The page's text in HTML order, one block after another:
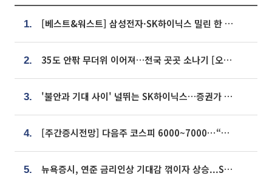
1. [베스트&워스트] 삼성전자·SK하이닉스 밀린 한 주…상상인증권은 85% 급등
2. 35도 안팎 무더위 이어져…전국 곳곳 소나기 [오늘 날씨]
3. '불안과 기대 사이' 널뛰는 SK하이닉스…증권가 "HBM4·LTA 기반 펀터멘털 견고"
4. [주간증시전망] 다음주 코스피 6000~7000⋯“外人 수급은 정책이 변수”
5. 뉴욕증시, 연준 금리인상 기대감 꺾이자 상승...S&P500 사상 최고치 [종합]